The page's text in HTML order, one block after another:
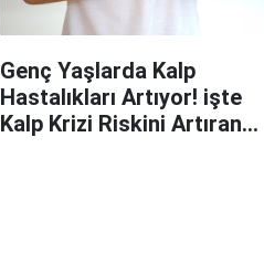
Genç Yaşlarda Kalp
Hastalıkları Artıyor! işte
Kalp Krizi Riskini Artıran